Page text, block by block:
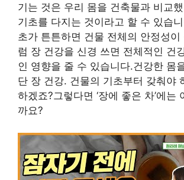
기는 것은 우리 몸을 건축물과 비교
기초를 다지는 것이라고 할 수 있습
초가 튼튼하면 건물 전체의 안정성이
럼 장 건강을 신경 쓰면 전체적인 건
인 영향을 줄 수 있습니다.건강한 몸
단 장 건강. 건물의 기초부터 갖춰야
하겠죠?그렇다면 ‘장에 좋은 차’에는
까요?